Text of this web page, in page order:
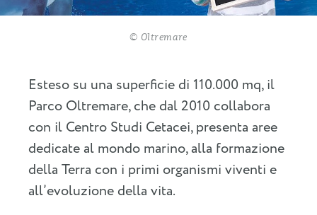
© Oltremare
Esteso su una superficie di 110.000 mq, il
Parco Oltremare, che dal 2010 collabora
con il Centro Studi Cetacei, presenta aree
dedicate al mondo marino, alla formazione
della Terra con i primi organismi viventi e
all’evoluzione della vita.